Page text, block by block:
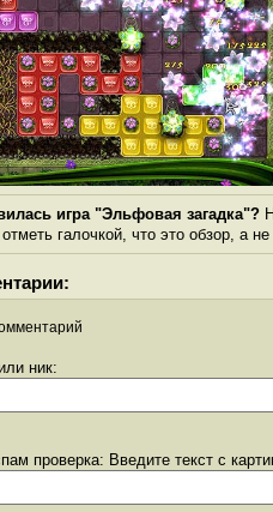
игра "Эльфовая загадка"?
галочкой, что это обзор, а
ник:
проверка: Введите текст с